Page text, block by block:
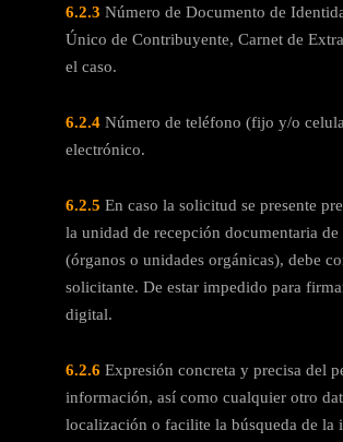
6.2.3 Número de Documento de
Único de Contribuyente, Carnet de
el caso.
6.2.4 Número de teléfono (fijo y/o
electrónico.
6.2.5 En caso la solicitud se presente
la unidad de recepción documentaria de
(órganos o unidades orgánicas), debe
solicitante. De estar impedido para
digital.
6.2.6 Expresión concreta y precisa del
información, así como cualquier otro
localización o facilite la búsqueda de la